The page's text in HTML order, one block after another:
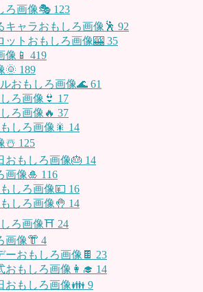
ろ画像🎭 123
キャラおもしろ画像🕺 92
ットおもしろ画像🎰 35
像📱 419
🌞 189
おもしろ画像🌊 61
ろ画像👙 17
ろ画像🔥 37
しろ画像🎇 14
☃️ 125
おもしろ画像🎂 14
画像🎍 116
しろ画像💴 16
しろ画像🤚 14
ろ画像⛩ 24
画像👘 4
ーおもしろ画像🍫 23
おもしろ画像👩‍🎓 14
おもしろ画像👪 9